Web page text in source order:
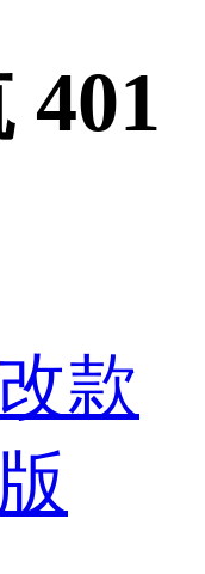
401
款